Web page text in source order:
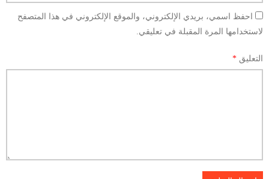
احفظ اسمي، بريدي الإلكتروني، والموقع الإلكتروني في هذا المتصفح
لاستخدامها المرة المقبلة في تعليقي.
التعليق *